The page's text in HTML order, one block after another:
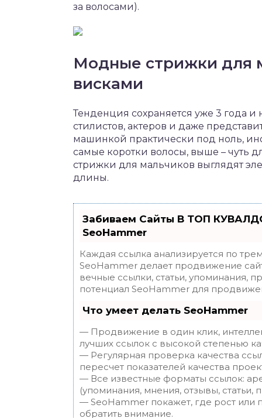
за волосами).
Модные стрижки для
висками
Тенденция сохраняется уже 3 года и
стилистов, актеров и даже
машинкой практически под ноль,
самые коротки волосы, выше – чуть
стрижки для мальчиков выглядят
длины.
Забиваем Сайты В ТОП
SeoHammer
Каждая ссылка анализируется по
SeoHammer делает продвижение
вечные ссылки, статьи, упоминания,
потенциал SeoHammer для
Что умеет делать SeoHammer
— Продвижение в один клик,
лучших ссылок с высокой степенью
— Регулярная проверка качества
пересчет показателей качества
— Все известные форматы ссылок:
(упоминания, мнения, отзывы, статьи,
— SeoHammer покажет, где рост или
обратить внимание.